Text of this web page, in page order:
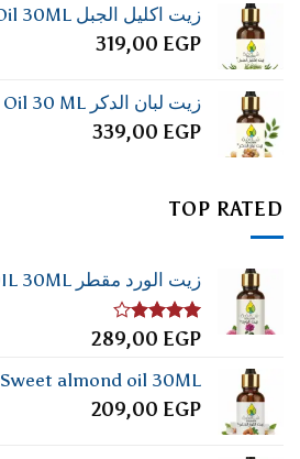
زيت اكليل الجبل Rosemary Oil 30ML
319,00 EGP
زيت لبان الدكر Frankincense Oil 30 ML
339,00 EGP
TOP RATED
زيت الورد مقطر Distilled ROSE OIL 30ML
تم
4.00من
5
289,00 EGP
Sweet almond oil 30ML زيت اللوز الحلو
209,00 EGP